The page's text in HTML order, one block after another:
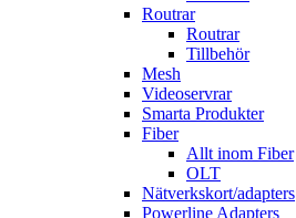
Routrar
Routrar
Tillbehör
Mesh
Videoservrar
Smarta Produkter
Fiber
Allt inom Fiber
OLT
Nätverkskort/adapters
Powerline Adapters